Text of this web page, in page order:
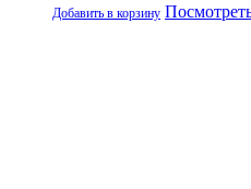
Добавить в корзину